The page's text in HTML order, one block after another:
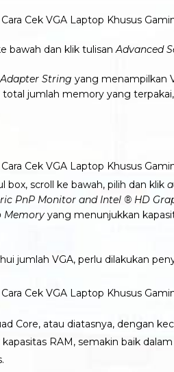
bawah dan klik tulisanAdvanced
Adapter String yang menampilkan
jumlah memory yang terpakai,
box, scroll ke bawah, pilih dan klik
PnP Monitor and Intel ® HD
Memory yang menunjukkan
jumlah VGA, perlu dilakukan
Core, atau diatasnya, dengan
RAM, semakin baik